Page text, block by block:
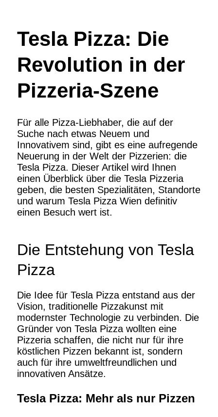
Tesla Pizza: Die
Revolution in der
Pizzeria-Szene
Für alle Pizza-Liebhaber, die auf der
Suche nach etwas Neuem und
Innovativem sind, gibt es eine aufregende
Neuerung in der Welt der Pizzerien: die
Tesla Pizza. Dieser Artikel wird Ihnen
einen Überblick über die Tesla Pizzeria
geben, die besten Spezialitäten, Standorte
und warum Tesla Pizza Wien definitiv
einen Besuch wert ist.
Die Entstehung von Tesla
Pizza
Die Idee für Tesla Pizza entstand aus der
Vision, traditionelle Pizzakunst mit
modernster Technologie zu verbinden. Die
Gründer von Tesla Pizza wollten eine
Pizzeria schaffen, die nicht nur für ihre
köstlichen Pizzen bekannt ist, sondern
auch für ihre umweltfreundlichen und
innovativen Ansätze.
Tesla Pizza: Mehr als nur Pizzen